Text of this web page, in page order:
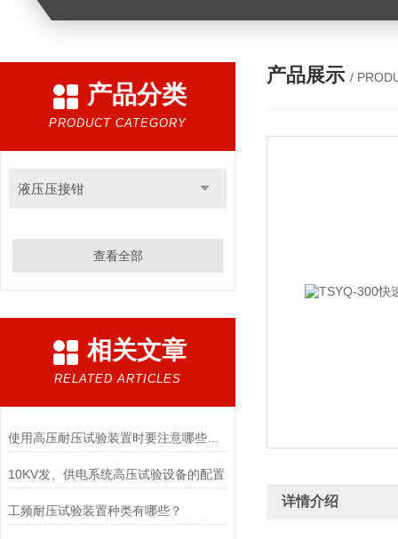
产品分类
PRODUCT CATEGORY
液压压接钳
查看全部
相关文章
RELATED ARTICLES
使用高压耐压试验装置时要注意哪些事项？
10KV发、供电系统高压试验设备的配置
工频耐压试验装置种类有哪些？
产品展示 /
详情介绍